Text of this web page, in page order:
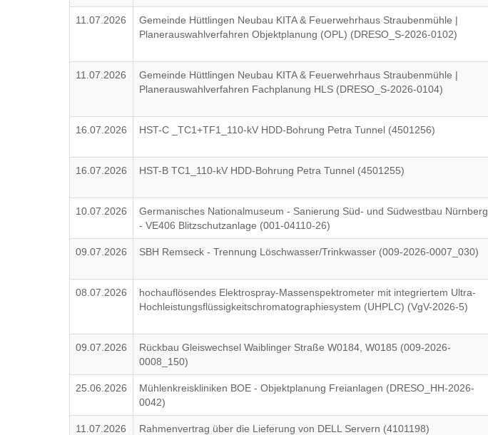
11.07.2026
Gemeinde Hüttlingen Neubau KITA & Feuerwehrhaus Straubenmühle |
Planerauswahlverfahren Objektplanung (OPL) (DRESO_S-2026-0102)
11.07.2026
Gemeinde Hüttlingen Neubau KITA & Feuerwehrhaus Straubenmühle |
Planerauswahlverfahren Fachplanung HLS (DRESO_S-2026-0104)
16.07.2026 HST-C _TC1+TF1_110-kV HDD-Bohrung Petra Tunnel (4501256)
16.07.2026 HST-B TC1_110-kV HDD-Bohrung Petra Tunnel (4501255)
10.07.2026
Germanisches Nationalmuseum - Sanierung Süd- und Südwestbau Nürnberg
- VE406 Blitzschutzanlage (001-04110-26)
09.07.2026 SBH Remseck - Trennung Löschwasser/Trinkwasser (009-2026-0007_030)
08.07.2026
hochauflösendes Elektrospray-Massenspektrometer mit integriertem Ultra-
Hochleistungsflüssigkeitschromatographiesystem (UHPLC) (VgV-2026-5)
09.07.2026
Rückbau Gleiswechsel Waiblinger Straße W0184, W0185 (009-2026-
0008_150)
25.06.2026
Mühlenkreiskliniken BOE - Objektplanung Freianlagen (DRESO_HH-2026-
0042)
11.07.2026 Rahmenvertrag über die Lieferung von DELL Servern (4101198)